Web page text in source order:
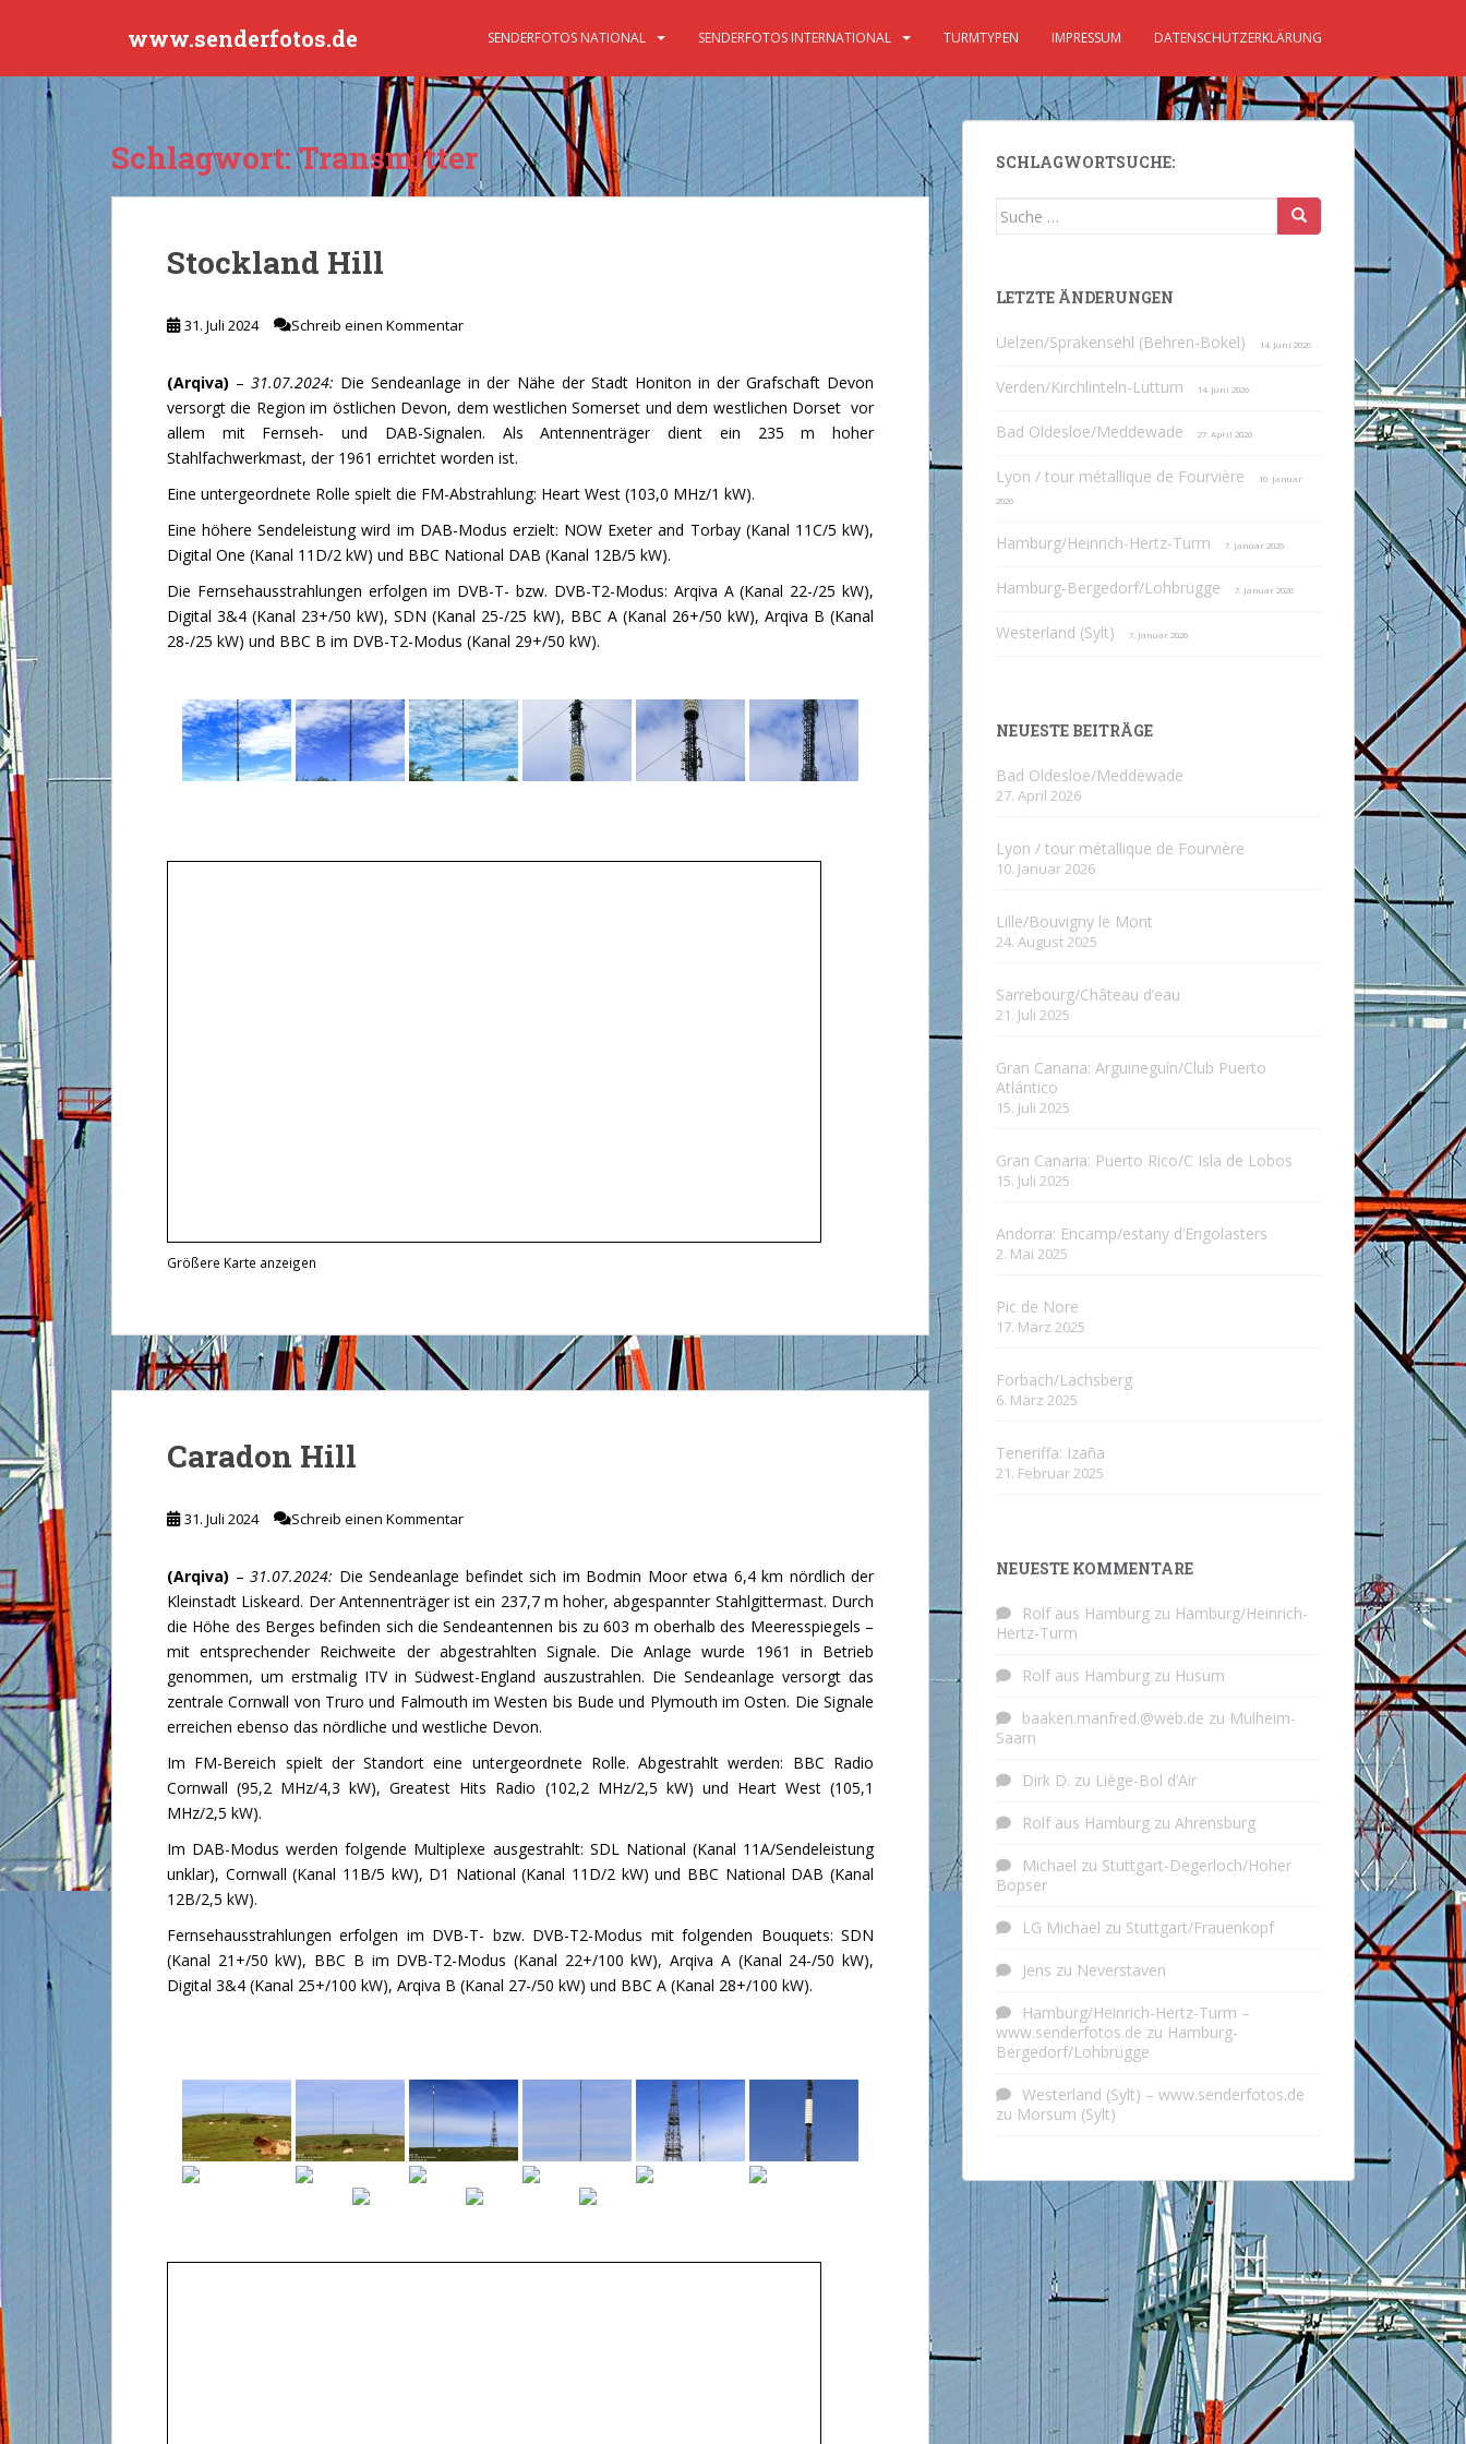
t
www.senderfotos.de SENDERFOTOS NATIONAL SENDERFOTOS INTERNATIONAL TURMTYPEN IMPRESSUM DATENSCHUTZERKLÄRUNG
Schlagwort:Transmitter
Stockland Hill
31. Juli 2024 Schreib einen Kommentar
(Arqiva) –31.07.2024: Die Sendeanlage in der Nähe der Stadt Honiton in der Grafschaft Devon
versorgt die Region im östlichen Devon, dem westlichen Somerset und dem westlichen Dorset vor
allem mit Fernseh- und DAB-Signalen. Als Antennenträger dient ein 235 m hoher
Stahlfachwerkmast, der 1961 errichtet worden ist.
Eine untergeordnete Rolle spielt die FM-Abstrahlung: Heart West (103,0 MHz/1 kW).
Eine höhere Sendeleistung wird im DAB-Modus erzielt: NOW Exeter and Torbay (Kanal 11C/5 kW),
Digital One (Kanal 11D/2 kW) und BBC National DAB (Kanal 12B/5 kW).
Die Fernsehausstrahlungen erfolgen im DVB-T- bzw. DVB-T2-Modus: Arqiva A (Kanal 22-/25 kW),
Digital 3&4 (Kanal 23+/50 kW), SDN (Kanal 25-/25 kW), BBC A (Kanal 26+/50 kW), Arqiva B (Kanal
28-/25 kW) und BBC B im DVB-T2-Modus (Kanal 29+/50 kW).
Größere Karte anzeigen
Caradon Hill
31. Juli 2024 Schreib einen Kommentar
(Arqiva) – 31.07.2024: Die Sendeanlage befindet sich im Bodmin Moor etwa 6,4 km nördlich der
Kleinstadt Liskeard. Der Antennenträger ist ein 237,7 m hoher, abgespannter Stahlgittermast. Durch
die Höhe des Berges befinden sich die Sendeantennen bis zu 603 m oberhalb des Meeresspiegels –
mit entsprechender Reichweite der abgestrahlten Signale. Die Anlage wurde 1961 in Betrieb
genommen, um erstmalig ITV in Südwest-England auszustrahlen. Die Sendeanlage versorgt das
zentrale Cornwall von Truro und Falmouth im Westen bis Bude und Plymouth im Osten. Die Signale
erreichen ebenso das nördliche und westliche Devon.
Im FM-Bereich spielt der Standort eine untergeordnete Rolle. Abgestrahlt werden: BBC Radio
Cornwall (95,2 MHz/4,3 kW), Greatest Hits Radio (102,2 MHz/2,5 kW) und Heart West (105,1
MHz/2,5 kW).
Im DAB-Modus werden folgende Multiplexe ausgestrahlt: SDL National (Kanal 11A/Sendeleistung
unklar), Cornwall (Kanal 11B/5 kW), D1 National (Kanal 11D/2 kW) und BBC National DAB (Kanal
12B/2,5 kW).
Fernsehausstrahlungen erfolgen im DVB-T- bzw. DVB-T2-Modus mit folgenden Bouquets: SDN
(Kanal 21+/50 kW), BBC B im DVB-T2-Modus (Kanal 22+/100 kW), Arqiva A (Kanal 24-/50 kW),
Digital 3&4 (Kanal 25+/100 kW), Arqiva B (Kanal 27-/50 kW) und BBC A (Kanal 28+/100 kW).
SCHLAGWORTSUCHE:
Suche
LETZTE ÄNDERUNGEN
Uelzen/Sprakensehl (Behren-Bokel) 14. Juni 2026
Verden/Kirchlinteln-Luttum 14. Juni 2026
Bad Oldesloe/Meddewade 27. April 2026
Lyon / tour métallique de Fourvière
10. Januar
2026
Hamburg/Heinrich-Hertz-Turm 7. Januar 2026
Hamburg-Bergedorf/Lohbrügge 7. Januar 2026
Westerland (Sylt) 7. Januar 2026
NEUESTE BEITRÄGE
Bad Oldesloe/Meddewade
27. April 2026
Lyon / tour métallique de Fourvière
10. Januar 2026
Lille/Bouvigny le Mont
24. August 2025
Sarrebourg/Château d’eau
21. Juli 2025
Gran Canaria: Arguineguín/Club Puerto
Atlántico
15. Juli 2025
Gran Canaria: Puerto Rico/C Isla de Lobos
15. Juli 2025
Andorra: Encamp/estany d’Engolasters
2. Mai 2025
Pic de Nore
17. März 2025
Forbach/Lachsberg
6. März 2025
Teneriffa: Izaña
21. Februar 2025
NEUESTE KOMMENTARE
Rolf aus Hamburg zu Hamburg/Heinrich-
Hertz-Turm
Rolf aus Hamburg zu Husum
baaken.manfred.@web.de zu Mülheim-
Saarn
Dirk D. zu Liège-Bol d’Air
Rolf aus Hamburg zu Ahrensburg
Michael zu Stuttgart-Degerloch/Hoher
Bopser
LG Michael zu Stuttgart/Frauenkopf
Jens zu Neverstaven
Hamburg/Heinrich-Hertz-Turm –
www.senderfotos.de zu Hamburg-
Bergedorf/Lohbrügge
Westerland (Sylt) – www.senderfotos.de
zu Morsum (Sylt)